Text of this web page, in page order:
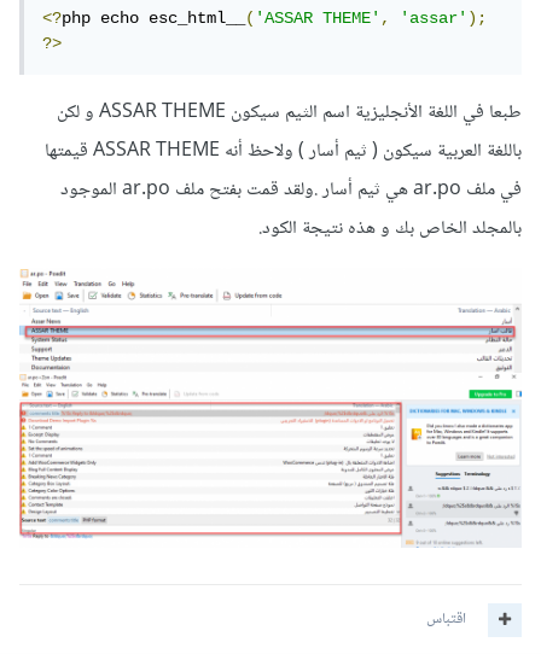
<?php echo esc_html__('ASSAR THEME', 'assar');
?>
طبعا في اللغة الأنجليزية اسم الثيم سيكون ASSAR THEME و لكن
باللغة العربية سيكون ( ثيم أسار ) ولاحظ أنه ASSAR THEME قيمتها
في ملف ar.po هي ثيم أسار .ولقد قمت بفتح ملف ar.po الموجود
بالمجلد الخاص بك و هذه نتيجة الكود.
اقتباس